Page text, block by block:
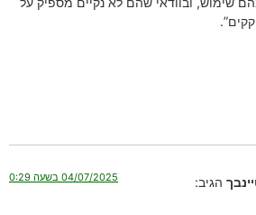
הגיב: 04/07/2025 בשעה 0:29